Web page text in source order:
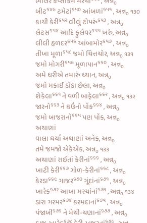
૦
બીટ૬૪૯ ટમેટાં૬૫૦ આંબળાં૬૫૧ , અન્ન૦ ૧૩૦
કાચી કેરી૬૫૨ લીલું ટોપરું૬૫૩ , અન્ન૦
લેટસ૬૫૪ આદિફુલેવર૬૫૫ ખરું, અન્ન૦
લીલી હળદર૬૫૬ આંબામોર૬૫૭ , અન્ન૦
તીખા મૂળા૬૫૮ જમો ચિત્તચોર, અન્ન૦ ૧૩૧
જમોમોગરી૬૫૯ મૂળાપાન૬૬૦ , અન્ન૦
અમે ધરીએ તમારું ધ્યાન, અન્ન૦
જમો મકાઈ ડોડા છેલા, અન્ન૦
શેકેલા૬૬૧ ને વળી બાફેલા૬૬૨ , અન્ન૦ ૧૩૨
જારનો૬૬૩ ને ઘઉંનો પોંક૬૬૪ , અન્ન૦
જમો બાજરાનો૬૬૫ પણ પોંક, અન્ન૦
અથાણાં
વાલા ધર્યાં અથાણાં અનેક, અન્ન૦
તમે જમજો એકેએક, અન્ન૦ ૧૩૩
અથાણાંરાઈતાં કેરીનાં૬૬૬ , અન્ન૦
ખાટી કેરી૬૬૭ ગોળ-કેરીનાં૬૬૮ , અન્ન૦
કેરડા૬૬૯ ગાજર૬૭૦ ગૂંદાંનાં૬૭૧ , અન્ન૦
ખારેક૬૭૨ આખા મરચાંનાં૬૭૩ , અન્ન૦ ૧૩૪
ડારા ગરમર૬૭૪ કરમદાનાં૬૭૫ , અન્ન૦
પંજાબી૬૭૬ નેમેથી-ચણાનાં૬૭૭ , અન્ન૦